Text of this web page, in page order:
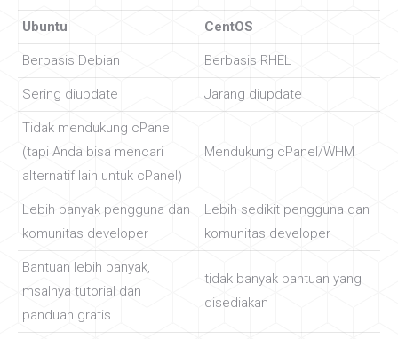
Ubuntu CentOS
Berbasis Debian Berbasis RHEL
Sering diupdate Jarang diupdate
Tidak mendukung cPanel
(tapi Anda bisa mencari
alternatif lain untuk cPanel)
Mendukung cPanel/WHM
Lebih banyak pengguna dan
komunitas developer
Lebih sedikit pengguna dan
komunitas developer
Bantuan lebih banyak,
msalnya tutorial dan
panduan gratis
tidak banyak bantuan yang
disediakan